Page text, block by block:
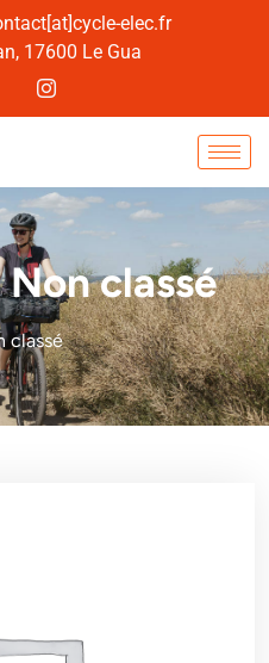
elec.fr
17600 Le Gua
Non classé
classé